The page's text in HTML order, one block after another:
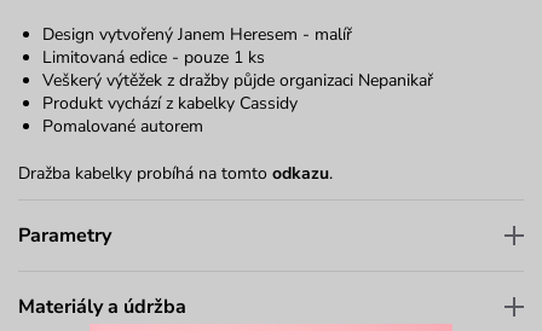
Design vytvořený Janem Heresem - malíř
Limitovaná edice - pouze 1 ks
Veškerý výtěžek z dražby půjde organizaci Nepanikař
Produkt vychází z kabelky Cassidy
Pomalované autorem
Dražba kabelky probíhá na tomto odkazu.
Parametry
Materiály a údržba